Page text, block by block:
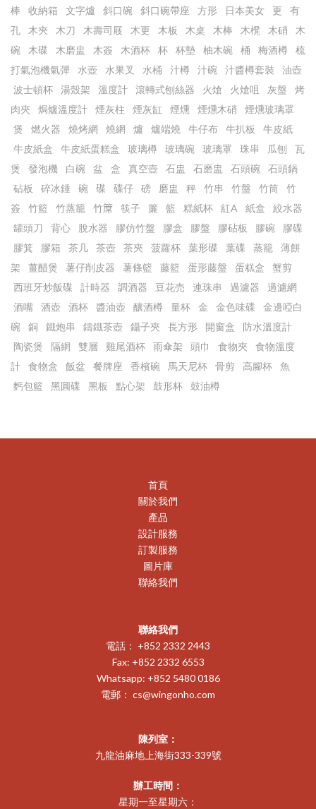
棒
收納箱 文字爐 斜口碗 斜口碗帶座 方形 日本美女 更
有
孔
木㚒 木刀 木壽司屐 木更 木板 木桌 木棒 木櫈 木硝
木
碗
木碟 木磨盅 木簽 木酒杯 杯 杯墊 柚木碗 桶 梅酒樽
梳
打氣泡機氣彈
水壺 水果叉 水桶 汁樽 汁碗 汁醬樽套裝
油壺
波士頓杯
湯殼架 溫度計 滾轉式刨絲器 火熗 火熗咀 灰盤
烤
肉夾
焗爐溫度計 煙灰柱 煙灰缸 煙燻 煙燻木硝
煙燻玻璃罩
煲
燃火器 燒烤網 燒網 爐 爐端燒 牛仔布 牛扒板
牛皮紙
牛皮紙盒
牛皮紙蛋糕盒 玻璃樽 玻璃碗 玻璃罩 珠串 瓜刨
瓦
煲
發泡機 白碗 盆 盒 真空壺 石盅 石磨盅 石頭碗
石頭鍋
砧板
碎冰錘 碗 碟 碟仔 磅 磨盅 秤 竹串 竹盤 竹筒
竹
簽
竹籃 竹蒸籠 竹𥱊 筷子 簾 籃 糕紙杯 紅A 紙盒
絞水器
罐頭刀
背心 脫水器 膠仿竹盤 膠盒 膠盤 膠砧板 膠碗
膠碟
膠箕
膠箱 茶几 茶壺 茶夾 菠蘿杯 葉形碟 葉碟 蒸籠
薄餅
架
薑醋煲 薯仔削皮器 薯條籃 藤籃 蛋形藤盤 蛋糕盒
蟹剪
西班牙炒飯碟
計時器 調酒器 豆花売 連珠串 過濾器
過濾網
酒嘴
酒壺 酒杯 醬油壺 釀酒樽 量杯 金 金色味碟
金邊啞白
碗
銅 鐵炮串 鑄鐵茶壺 鑷子夾 長方形 開窗盒
防水溫度計
陶瓷煲
隔網 雙層 雞尾酒杯 雨傘架 頭巾 食物夾
食物溫度
計
食物盒 飯盆 餐牌座 香檳碗 馬天尼杯 骨剪 高腳杯
魚
麫包籃
黑圓碟 黑板 點心架 鼓形杯 鼓油樽
首頁
關於我們
產品
設計服務
訂製服務
圖片庫
聯絡我們
聯絡我們
電話： +852 2332 2443
Fax: +852 2332 6553
Whatsapp: +852 5480 0186
電郵： cs@wingonho.com
陳列室：
九龍油麻地上海街333-339號
辦工時間：
星期一至星期六：